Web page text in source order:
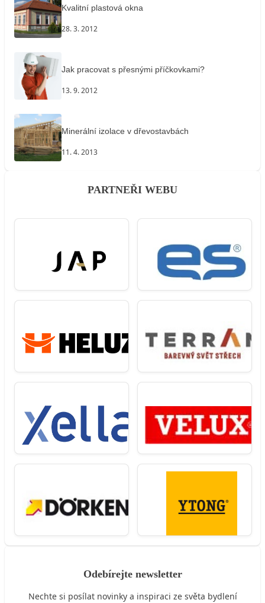
Kvalitní plastová okna
28. 3. 2012
Jak pracovat s přesnými příčkovkami?
13. 9. 2012
Minerální izolace v dřevostavbách
11. 4. 2013
PARTNEŘI WEBU
Odebírejte newsletter
Nechte si posílat novinky a inspiraci ze světa bydlení